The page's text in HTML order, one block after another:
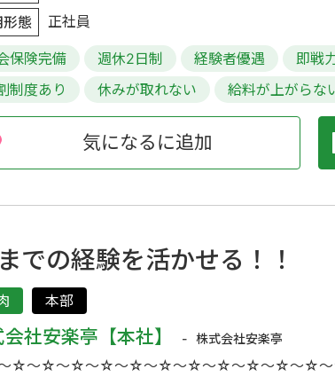
態
正社員
保険完備 週休2日制 経験者優遇 即戦
制度あり
休みが取れない 給料が上がらな
気になるに追加
での経験を活かせる！！
本部
社安楽亭【本社】 株式会社安楽亭
☆～☆～☆～☆～☆～☆～☆～☆～☆～☆～☆～☆